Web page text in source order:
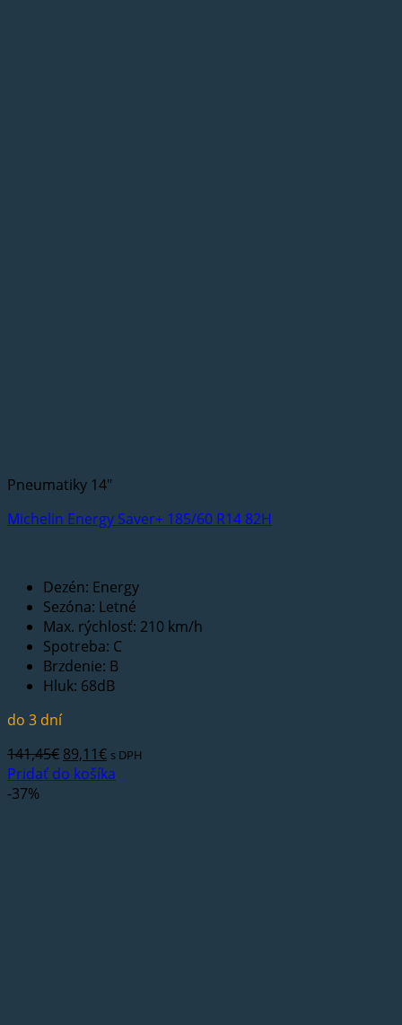
Pneumatiky 14"
Michelin Energy Saver+ 185/60 R14 82H
Dezén: Energy
Sezóna: Letné
Max. rýchlosť: 210 km/h
Spotreba: C
Brzdenie: B
Hluk: 68dB
do 3 dní
141,45€ Pôvodná
cena
89,11€Aktuálna
cena
s DPH
Pridať do košíka
-37%